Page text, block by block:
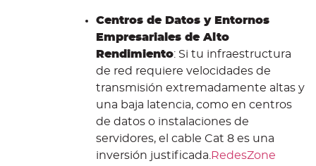
Centros de Datos y Entornos
Empresariales de Alto
Rendimiento: Si tu infraestructura
de red requiere velocidades de
transmisión extremadamente altas y
una baja latencia, como en centros
de datos o instalaciones de
servidores, el cable Cat 8 es una
inversión justificada. RedesZone